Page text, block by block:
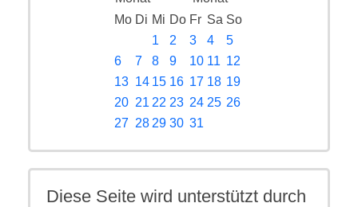
Mo Di Mi Do Fr Sa So
1
2 3 4
5
6
7 8 9 10 11 12
13 14 15 16 17 18 19
20 21 22 23 24 25 26
27 28 29 30 31
Diese Seite wird unterstützt durch